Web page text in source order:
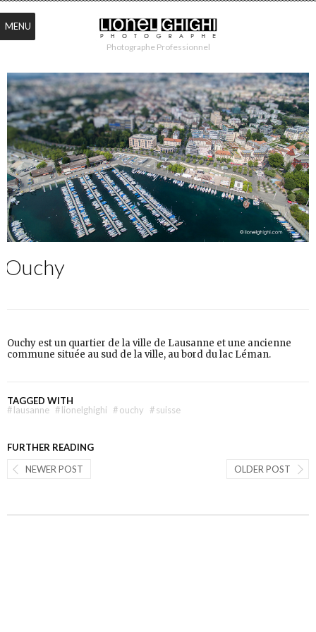
Photographe Professionnel
Ouchy
Ouchy est un quartier de la ville de Lausanne et une ancienne
commune située au sud de la ville, au bord du lac Léman.
TAGGED WITH
#lausanne #lionelghighi #ouchy #suisse
FURTHER READING
OLDER POST
NEWER POST
MENU